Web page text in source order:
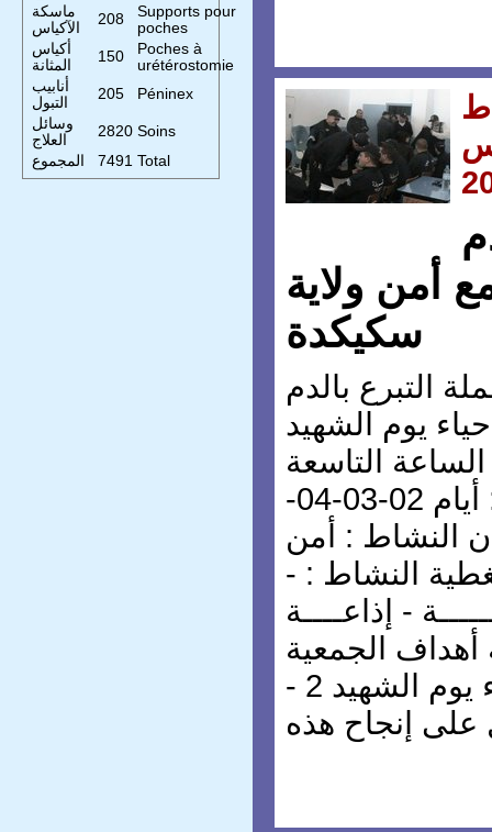
ماسكة
الآكياس
208
Supports pour
poches
أكياس
المثانة
150
Poches à
urétérostomie
أنابيب
التبول
205
Péninex
وسائل
العلاج
2820 Soins
المجموع
7491 Total
أمن ولاية
سكيكدة
التبرع بالدم
يوم الشهيد
التاسعة
صباحا. التاريخ النشاط : أيام 02-03-04-
2015 مكان النشاط : أمن
النشاط : -
- إذاعــــة
أهداف الجمعية
من المشاركة : 1- إحياء يوم الشهيد 2 -